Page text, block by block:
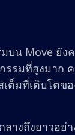
มบน Move ยั
รมที่สูงมาก
มที่เติบโตขอ
างถึงยาวอย่